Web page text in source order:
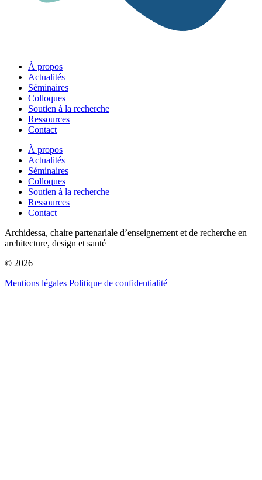
À propos
Actualités
Séminaires
Colloques
Soutien à la recherche
Ressources
Contact
À propos
Actualités
Séminaires
Colloques
Soutien à la recherche
Ressources
Contact
Archidessa, chaire partenariale d’enseignement et de recherche en
architecture, design et santé
© 2026
Mentions légales Politique de confidentialité